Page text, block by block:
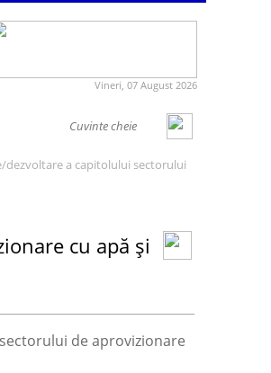
Vineri, 07 August 2026
dezvoltare a capitolului sectorului
cu apă și
de aprovizionare